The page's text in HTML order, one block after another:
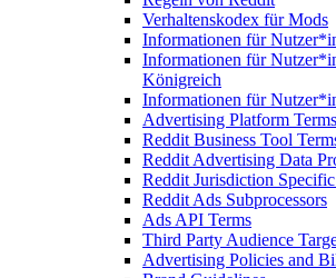
Verhaltenskodex für Mods
Informationen für
Informationen für
Königreich
Informationen für
Advertising Platform Terms
Reddit Business Tool
Reddit Advertising Data
Reddit Jurisdiction
Reddit Ads Subprocessors
Ads API Terms
Third Party Audience
Advertising Policies and